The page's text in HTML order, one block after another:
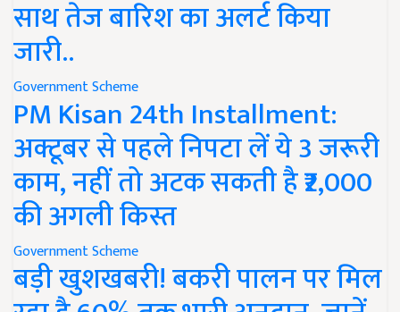
साथ तेज बारिश का अलर्ट किया
जारी..
Government Scheme
PM Kisan 24th Installment:
अक्टूबर से पहले निपटा लें ये 3 जरूरी
काम, नहीं तो अटक सकती है ₹2,000
की अगली किस्त
Government Scheme
बड़ी खुशखबरी! बकरी पालन पर मिल